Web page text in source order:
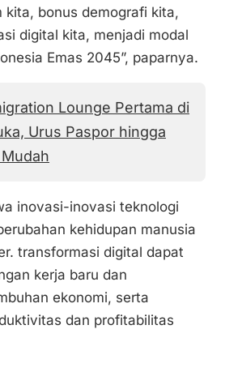
kita, bonus demografi kita,
digital kita, menjadi modal
Emas 2045”, paparnya.
Lounge Pertama di
Urus Paspor hingga
inovasi-inovasi teknologi
kehidupan manusia
transformasi digital dapat
kerja baru dan
ekonomi, serta
dan profitabilitas